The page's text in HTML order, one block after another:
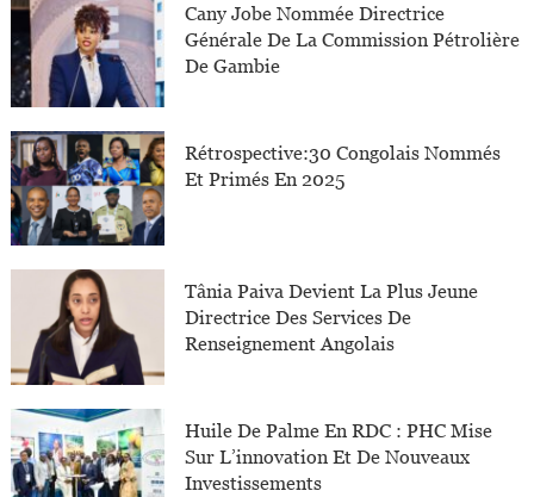
Cany Jobe Nommée Directrice
Générale De La Commission Pétrolière
De Gambie
Rétrospective:30 Congolais Nommés
Et Primés En 2025
Tânia Paiva Devient La Plus Jeune
Directrice Des Services De
Renseignement Angolais
Huile De Palme En RDC : PHC Mise
Sur L’innovation Et De Nouveaux
Investissements